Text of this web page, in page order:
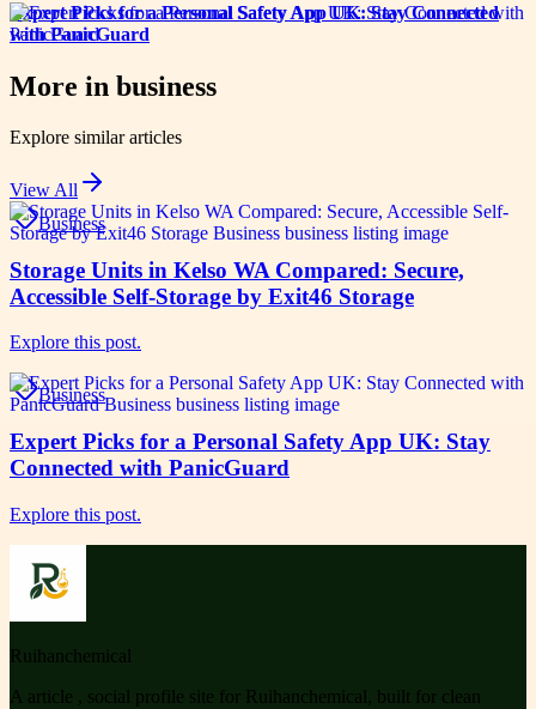
Expert Picks for a Personal Safety App UK: Stay Connected
with PanicGuard
More in business
Explore similar articles
View All
Business
Storage Units in Kelso WA Compared: Secure,
Accessible Self-Storage by Exit46 Storage
Explore this post.
Business
Expert Picks for a Personal Safety App UK: Stay
Connected with PanicGuard
Explore this post.
Ruihanchemical
A article , social profile site for Ruihanchemical, built for clean